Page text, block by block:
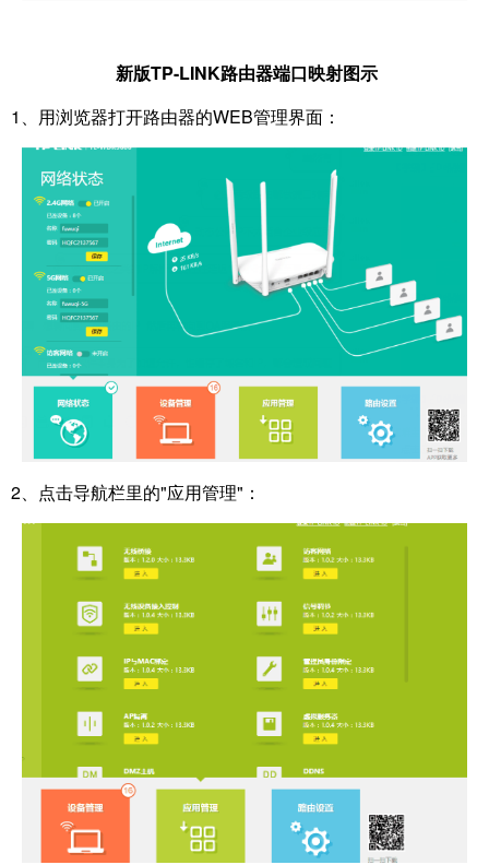
新版TP-LINK路由器端口映射图示
1、用浏览器打开路由器的WEB管理界面：
2、点击导航栏里的"应用管理"：